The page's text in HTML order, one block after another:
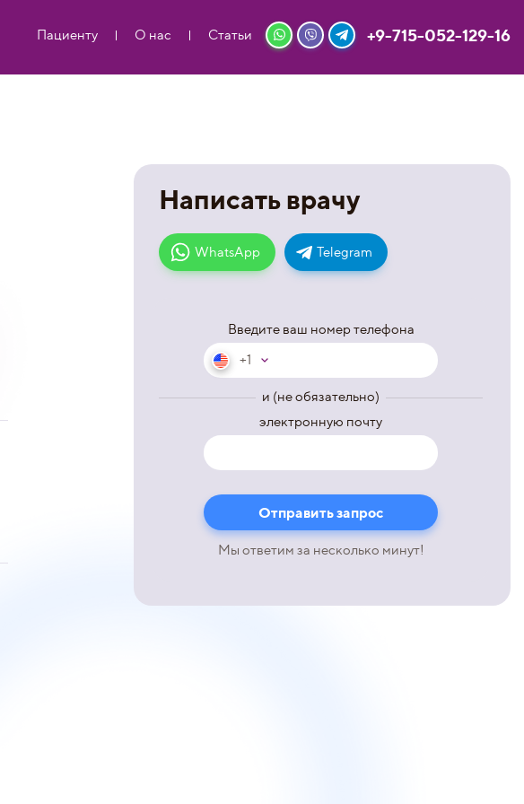
Пациенту О нас Статьи +9-715-052-129-16
Написать врачу
WhatsApp Telegram
Введите ваш номер телефона
+1
и (не обязательно)
электронную почту
Мы ответим за несколько минут!